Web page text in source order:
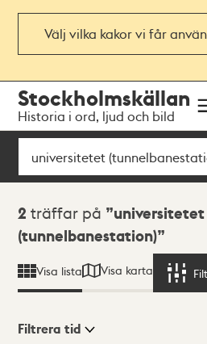
Välj vilka kakor vi får
navigationen
huvudinnehållet
Stockholmskällan
Historia i ord, ljud och bild
Sök
Sökresultat
2 träffar på
universitetet
(tunnelbanestation)
Visa lista Visa karta
Filtrera tid